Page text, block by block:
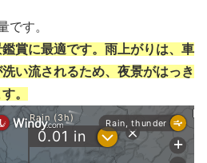
です。
賞に最適です。雨上がりは、車
い流されるため、夜景がはっき
。